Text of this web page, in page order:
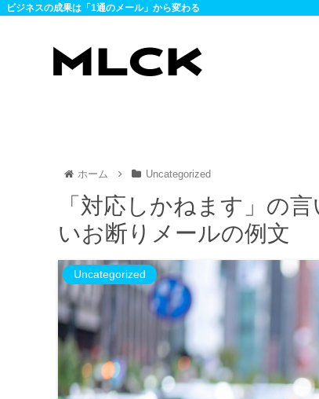
ビジネスの成果は「1通のメール」から変わる
ホーム Uncategorized
「対応しかねます」の
いお断りメールの例文
Uncategorized